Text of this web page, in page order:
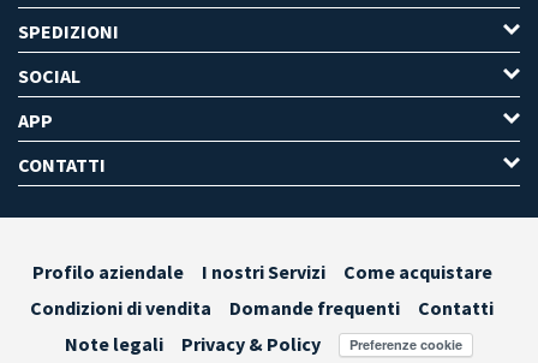
SPEDIZIONI
SOCIAL
APP
CONTATTI
Profilo aziendale I nostri Servizi
Come acquistare
Condizioni di vendita
Domande frequenti
Contatti
Note legali
Privacy & Policy Preferenze cookie